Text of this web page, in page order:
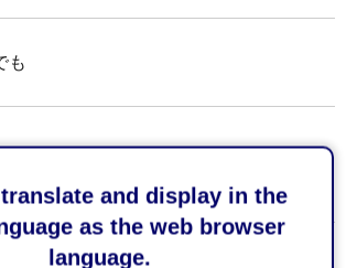
and display in the
as the web browser
language.
も